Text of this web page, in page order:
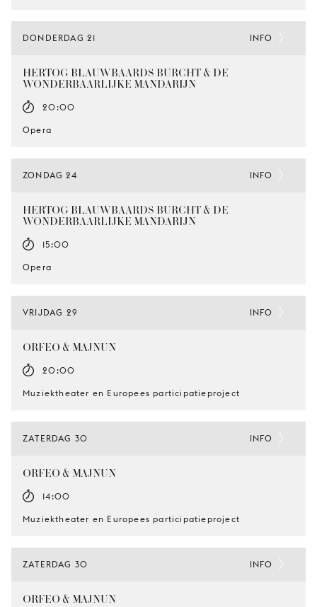
DONDERDAG 21
HERTOG BLAUWBAARDS BURCHT & DE
WONDERBAARLIJKE MANDARIJN
20:00
Opera
INFO
ZONDAG 24
HERTOG BLAUWBAARDS BURCHT & DE
WONDERBAARLIJKE MANDARIJN
15:00
Opera
INFO
VRIJDAG 29
ORFEO & MAJNUN
20:00
Muziektheater en Europees participatieproject
INFO
ZATERDAG 30
ORFEO & MAJNUN
14:00
Muziektheater en Europees participatieproject
INFO
ZATERDAG 30
ORFEO & MAJNUN
INFO